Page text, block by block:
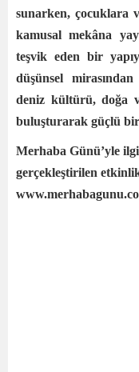
sunarken, çocuklara
kamusal mekâna
teşvik eden bir
düşünsel
deniz kültürü, doğa
buluşturarak güçlü
Merhaba Günü’yle
gerçekleştirilen